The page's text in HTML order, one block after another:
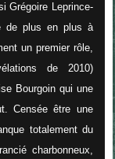
Grégoire Leprince-
de plus en plus à
un premier rôle,
de 2010)
Bourgoin qui une
Censée être une
totalement du
charbonneux,